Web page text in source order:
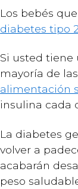
Los bebés
diabetes tipo 2
Si usted tiene
mayoría de
alimentación
insulina cada
La diabetes
volver a
acabarán
peso